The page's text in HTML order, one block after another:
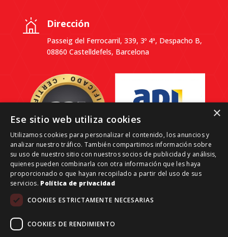
Dirección
Passeig del Ferrocarril, 339, 3º 4ª, Despacho B,
08860 Castelldefels, Barcelona
Grant Reale Estate-Investments © 2026 | Todos los
×
Ese sitio web utiliza cookies
Utilizamos cookies para personalizar el contenido, los anuncios y
analizar nuestro tráfico. También compartimos información sobre
su uso de nuestro sitio con nuestros socios de publicidad y análisis,
quienes pueden combinarla con otra información que les haya
proporcionado o que hayan recopilado a partir del uso de sus
servicios. Política de privacidad
COOKIES ESTRICTAMENTE NECESARIAS
COOKIES DE RENDIMIENTO